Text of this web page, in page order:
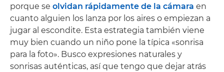
porque se olvidan rápidamente de la cámara en
cuanto alguien los lanza por los aires o empiezan a
jugar al escondite. Esta estrategia también viene
muy bien cuando un niño pone la típica «sonrisa
para la foto». Busco expresiones naturales y
sonrisas auténticas, así que tengo que dejar atrás